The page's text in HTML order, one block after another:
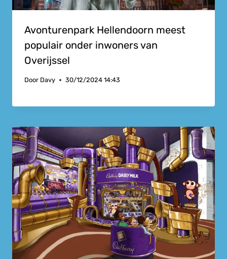
Avonturenpark Hellendoorn meest
populair onder inwoners van
Overijssel
Door Davy 30/12/2024 14:43